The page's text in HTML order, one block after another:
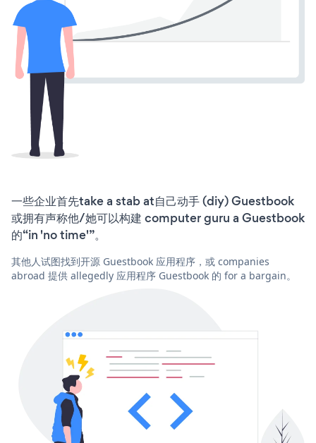
一些企业首先take a stab at自己动手 (diy) Guestbook
或拥有声称他/她可以构建 computer guru a Guestbook
的“in 'no time'”。
其他人试图找到开源 Guestbook 应用程序，或 companies
abroad 提供 allegedly 应用程序 Guestbook 的 for a bargain。